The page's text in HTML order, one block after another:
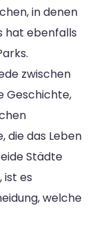
in denen
hat ebenfalls
zwischen
Geschichte,
die das Leben
Städte
ist es
welche